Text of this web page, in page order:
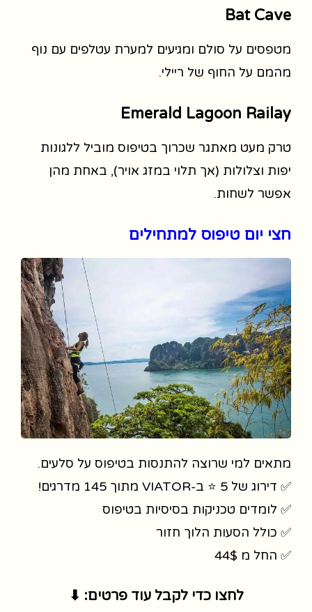
Bat Cave
מטפסים על סולם ומגיעים למערת עטלפים עם נוף
מהמם על החוף של ריילי.
Emerald Lagoon Railay
טרק מעט מאתגר שכרוך בטיפוס מוביל ללגונות
יפות וצלולות (אך תלוי במזג אויר), באחת מהן
אפשר לשחות.
חצי יום טיפוס למתחילים
מתאים למי שרוצה להתנסות בטיפוס על סלעים.
✅ דירוג של 5 ⭐ ב-VIATOR מתוך 145 מדרגים!
✅ לומדים טכניקות בסיסיות בטיפוס
✅ כולל הסעות הלוך חזור
✅ החל מ 44$
לחצו כדי לקבל עוד פרטים: ⬇